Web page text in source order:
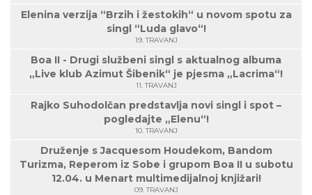
Elenina verzija “Brzih i žestokih“ u novom spotu za
singl “Luda glavo“!
19. TRAVANJ
Boa II - Drugi službeni singl s aktualnog albuma
„Live klub Azimut Šibenik“ je pjesma „Lacrima“!
11. TRAVANJ
Rajko Suhodolčan predstavlja novi singl i spot –
pogledajte „Elenu“!
10. TRAVANJ
Druženje s Jacquesom Houdekom, Bandom
Turizma, Reperom iz Sobe i grupom Boa II u subotu
12.04. u Menart multimedijalnoj knjižari!
09. TRAVANJ